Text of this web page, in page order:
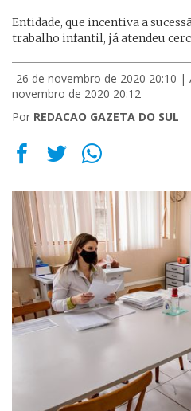
Entidade, que incentiva a
trabalho infantil, já atendeu
26 de novembro de 2020 20:10 |
novembro de 2020 20:12
Por REDACAO GAZETA DO SUL